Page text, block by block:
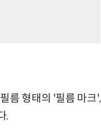
름 형태의 '필름 마
.